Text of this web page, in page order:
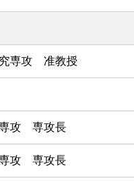
専攻 准教授
攻 専攻長
攻 専攻長